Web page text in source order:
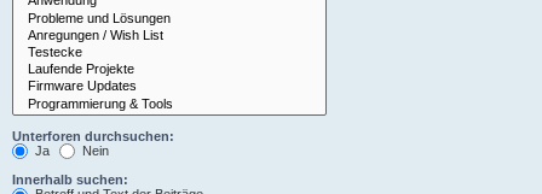
Unterforen durchsuchen:
Ja
Nein
Innerhalb suchen: